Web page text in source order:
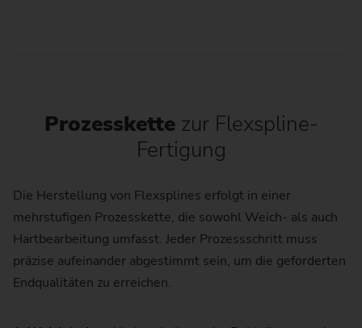
Prozesskette zur Flexspline-
Fertigung
Die Herstellung von Flexsplines erfolgt in einer
mehrstufigen Prozesskette, die sowohl Weich- als auch
Hartbearbeitung umfasst. Jeder Prozessschritt muss
präzise aufeinander abgestimmt sein, um die geforderten
Endqualitäten zu erreichen.